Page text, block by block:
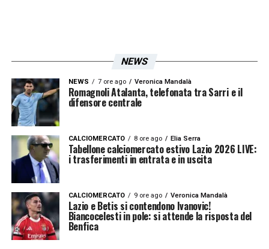
NEWS
NEWS 7 ore ago Veronica Mandalà
Romagnoli Atalanta, telefonata tra Sarri e il
difensore centrale
CALCIOMERCATO 8 ore ago Elia Serra
Tabellone calciomercato estivo Lazio 2026 LIVE:
i trasferimenti in entrata e in uscita
CALCIOMERCATO 9 ore ago Veronica Mandalà
Lazio e Betis si contendono Ivanovic!
Biancocelesti in pole: si attende la risposta del
Benfica